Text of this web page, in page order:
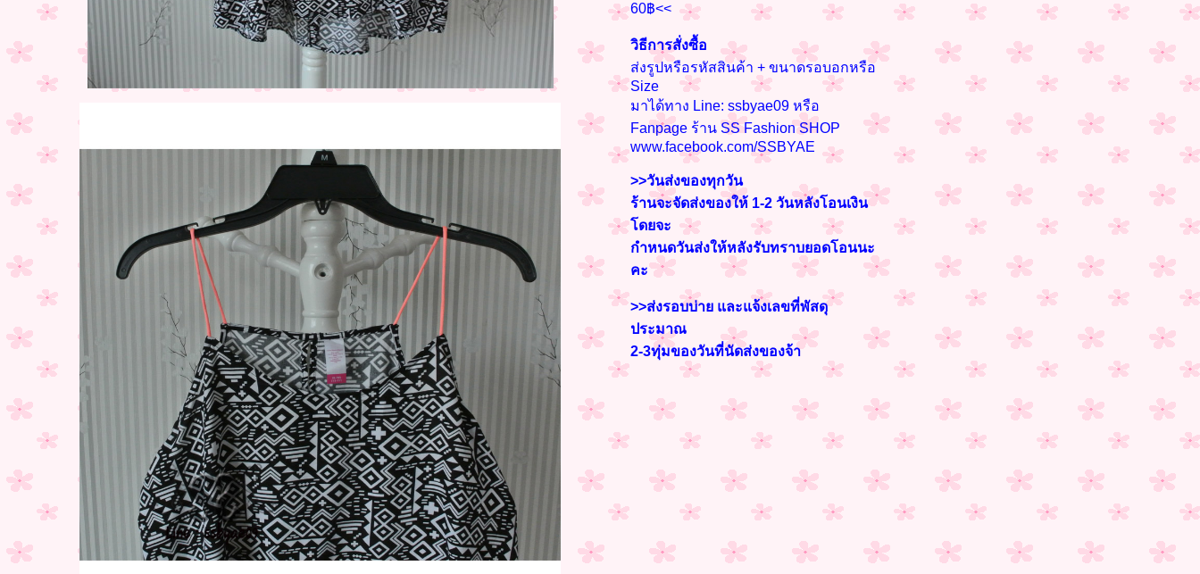
60฿<<
วิธีการสั่งซื้อ
ส่งรูปหรือรหัสสินค้า + ขนาดรอบอกหรือ
Size
มาได้ทาง Line: ssbyae09 หรือ
Fanpage ร้าน SS Fashion SHOP
www.facebook.com/SSBYAE
>>วันส่งของทุกวัน
ร้านจะจัดส่งของให้ 1-2 วันหลังโอนเงิน
โดยจะ
กำหนดวันส่งให้หลังรับทราบยอดโอนนะ
คะ
>>ส่งรอบบ่าย และแจ้งเลขที่พัสดุ
ประมาณ
2-3ทุ่มของวันที่นัดส่งของจ้า